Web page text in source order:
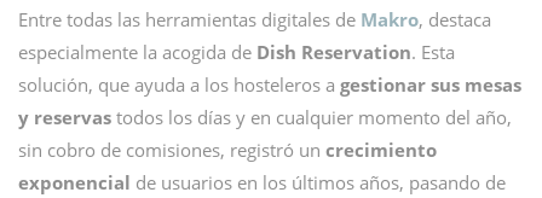
Entre todas las herramientas digitales de Makro, destaca
especialmente la acogida de Dish Reservation. Esta
solución, que ayuda a los hosteleros a gestionar sus mesas
y reservas todos los días y en cualquier momento del año,
sin cobro de comisiones, registró un crecimiento
exponencial de usuarios en los últimos años, pasando de